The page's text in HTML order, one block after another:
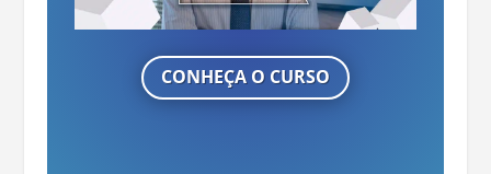
CONHEÇA O CURSO